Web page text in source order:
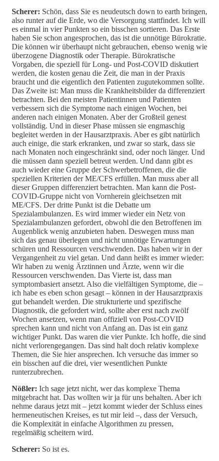
Scherer: Schön, dass Sie es neudeutsch down to earth bringen,
also runter auf die Erde, wo die Versorgung stattfindet. Ich will
es einmal in vier Punkten so ein bisschen sortieren. Das Erste
haben Sie schon angesprochen, das ist die unnötige Bürokratie.
Die können wir überhaupt nicht gebrauchen, ebenso wenig wie
überzogene Diagnostik oder Therapie. Bürokratische
Vorgaben, die speziell für Long- und Post-COVID diskutiert
werden, die kosten genau die Zeit, die man in der Praxis
braucht und die eigentlich den Patienten zugutekommen sollte.
Das Zweite ist: Man muss die Krankheitsbilder da differenziert
betrachten. Bei den meisten Patientinnen und Patienten
verbessern sich die Symptome nach einigen Wochen, bei
anderen nach einigen Monaten. Aber der Großteil genest
vollständig. Und in dieser Phase müssen sie engmaschig
begleitet werden in der Hausarztpraxis. Aber es gibt natürlich
auch einige, die stark erkranken, und zwar so stark, dass sie
nach Monaten noch eingeschränkt sind, oder noch länger. Und
die müssen dann speziell betreut werden. Und dann gibt es
auch wieder eine Gruppe der Schwerbetroffenen, die die
speziellen Kriterien der ME/CFS erfüllen. Man muss aber all
dieser Gruppen differenziert betrachten. Man kann die Post-
COVID-Gruppe nicht von Vornherein gleichsetzen mit
ME/CFS. Der dritte Punkt ist die Debatte um
Spezialambulanzen. Es wird immer wieder ein Netz von
Spezialambulanzen gefordert, obwohl die den Betroffenen im
Augenblick wenig anzubieten haben. Deswegen muss man
sich das genau überlegen und nicht unnötige Erwartungen
schüren und Ressourcen verschwenden. Das haben wir in der
Vergangenheit zu viel getan. Und dann heißt es immer wieder:
Wir haben zu wenig Ärztinnen und Ärzte, wenn wir die
Ressourcen verschwenden. Das Vierte ist, dass man
symptombasiert ansetzt. Also die vielfältigen Symptome, die –
ich habe es eben schon gesagt – können in der Hausarztpraxis
gut behandelt werden. Die strukturierte und spezifische
Diagnostik, die gefordert wird, sollte aber erst nach zwölf
Wochen ansetzen, wenn man offiziell von Post-COVID
sprechen kann und nicht von Anfang an. Das ist ein ganz
wichtiger Punkt. Das waren die vier Punkte. Ich hoffe, die sind
nicht verlorengegangen. Das sind halt doch relativ komplexe
Themen, die Sie hier ansprechen. Ich versuche das immer so
ein bisschen auf die drei, vier wesentlichen Punkte
runterzubrechen.
Nößler: Ich sage jetzt nicht, wer das komplexe Thema
mitgebracht hat. Das wollten wir ja für uns behalten. Aber ich
nehme daraus jetzt mit – jetzt kommt wieder der Schluss eines
hermeneutischen Kreises, es tut mir leid –, dass der Versuch,
die Komplexität in einfache Algorithmen zu pressen,
regelmäßig scheitern wird.
Scherer: So ist es.